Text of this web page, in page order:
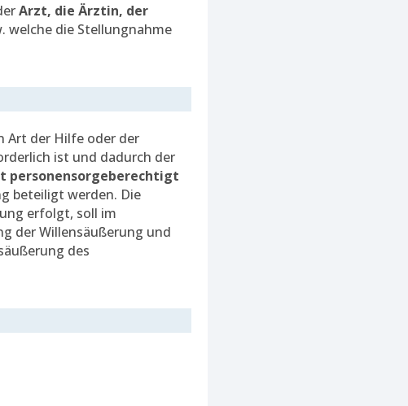
Arzt, die Ärztin, der
welche die Stellungnahme
Art der Hilfe oder der
ist und dadurch der
personensorgeberechtigt
beteiligt werden. Die
erfolgt, soll im
der Willensäußerung und
des